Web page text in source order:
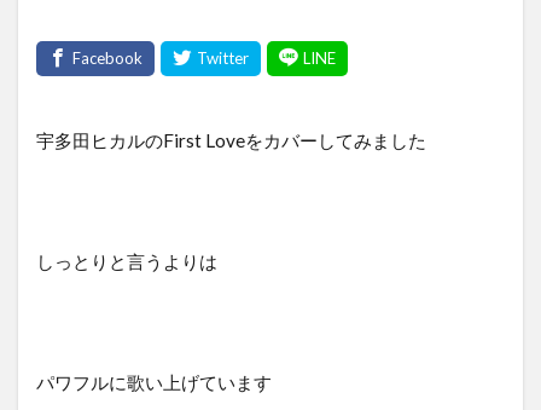
宇多田ヒカルのFirst Loveをカバーしてみました
しっとりと言うよりは
パワフルに歌い上げています